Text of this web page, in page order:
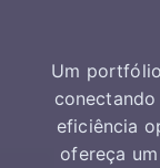
Um
conectando
eficiência
ofereça